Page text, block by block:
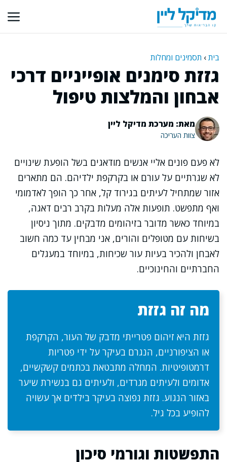
לתוכן
בית› תסמינים ומחלות
גזזת סימנים אופייניים דרכי
אבחון והמלצות טיפול
מאת: מערכת מדיקל ליין
צוות העריכה
לא פעם פונים אליי אנשים מודאגים בשל הופעת שינויים
לא שגרתיים על עורם או בקרקפת ילדיהם. הם מתארים
אזור שמתחיל לעיתים בגירוד קל, אחר כך הופך לאדמומי
ואף מתפשט. תופעות אלה מעלות בקרב רבים דאגה,
במיוחד כאשר מדובר בזיהומים מדבקים. מתוך ניסיון
בשיחות עם מטופלים והורים, אני מבחין עד כמה חשוב
לאבחן ולהכיר בעיות עור שכיחות, במיוחד במעגלים
החברתיים והחינוכיים.
מה זה גזזת
גזזת היא זיהום פטרייתי מדבק של העור, הקרקפת
או הציפורניים, הנגרם בעיקר על ידי פטריות
דרמטופיטיות. המחלה מתבטאת בכתמים קשקשיים,
אדומים ולעיתים מגרדים, ולעיתים גם בנשירת שיער
באזור הנגוע. גזזת נפוצה בעיקר בילדים אך עשויה
להופיע בכל גיל.
התפשטות וגורמי סיכון